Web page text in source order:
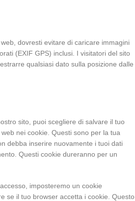
dovresti evitare di caricare immagini
(EXIF GPS) inclusi. I visitatori del sito
qualsiasi dato sulla posizione dalle
sito, puoi scegliere di salvare il tuo
nei cookie. Questi sono per la tua
debba inserire nuovamente i tuoi dati
Questi cookie dureranno per un
imposteremo un cookie
se il tuo browser accetta i cookie. Questo